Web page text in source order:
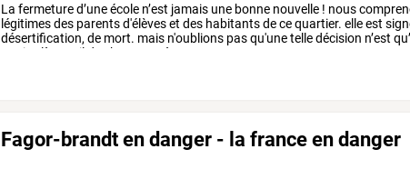
La fermetured’uneécole n’est jamais une bonne nouvelle ! nous
légitimesdes parentsd'élèveset des habitantsdecequartier. elleest
désertification, de mort. mais n'oublions pasqu'unetelledécision n’est
quoi celà sert-il de s’attaquer à
Fagor-brandt en danger - la france en danger